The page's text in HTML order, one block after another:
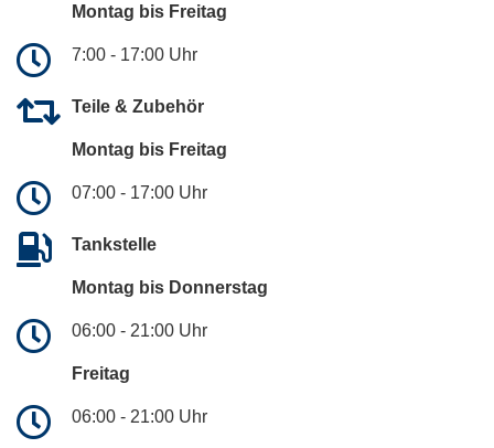
Montag bis Freitag
7:00 - 17:00 Uhr
Teile & Zubehör
Montag bis Freitag
07:00 - 17:00 Uhr
Tankstelle
Montag bis Donnerstag
06:00 - 21:00 Uhr
Freitag
06:00 - 21:00 Uhr